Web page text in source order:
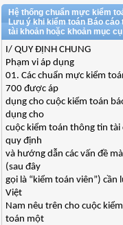
Hệ thống chuẩn mực kiểm
Lưu ý khi kiểm toán Báo
tài khoản hoặc khoản mục
I/ QUY ĐỊNH CHUNG
Phạm vi áp dụng
01. Các chuẩn mực kiểm
700 được áp
dụng cho cuộc kiểm toán
dụng cho
cuộc kiểm toán thông tin
quy định
và hướng dẫn các vấn đề
(sau đây
gọi là “kiểm toán viên”)
Việt
Nam nêu trên cho cuộc
toán một